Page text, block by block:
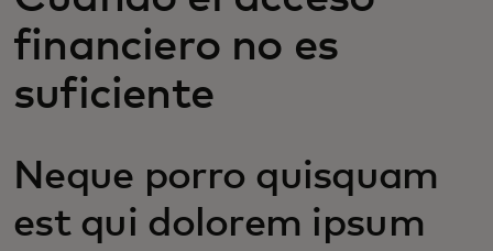
Para innovadores
Noticias y tendencias
financiero no es
suficiente
Neque porro quisquam
est qui dolorem ipsum